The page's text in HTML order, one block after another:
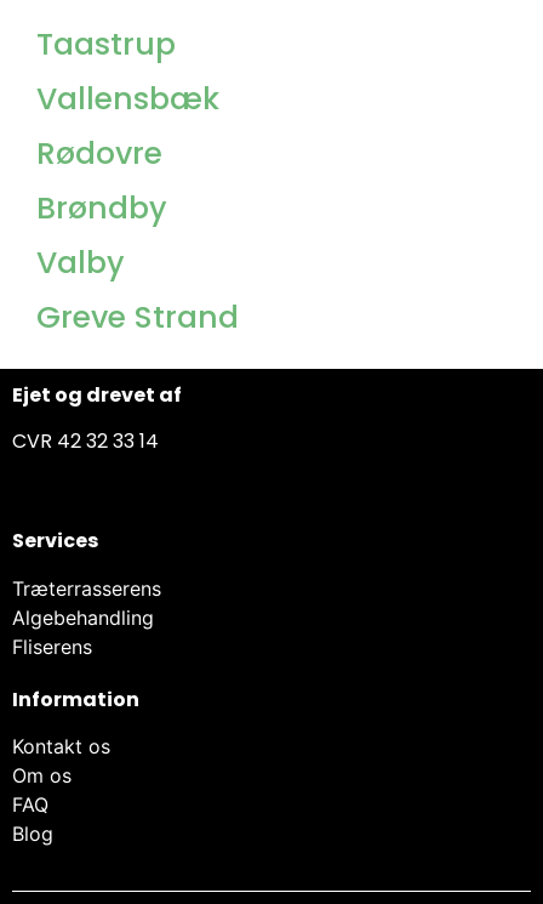
Taastrup
Vallensbæk
Rødovre
Brøndby
Valby
Greve Strand
Ejet og drevet af
CVR 42 32 33 14
Services
Træterrasserens
Algebehandling
Fliserens
Information
Kontakt os
Om os
FAQ
Blog